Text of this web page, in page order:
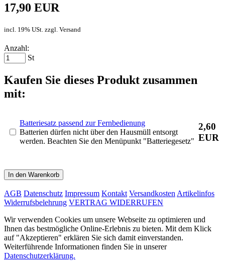
17,90 EUR
incl. 19% USt. zzgl. Versand
Anzahl:
St
Kaufen Sie dieses Produkt zusammen
mit:
Batteriesatz passend zur Fernbedienung
Batterien dürfen nicht über den Hausmüll entsorgt
werden. Beachten Sie den Menüpunkt "Batteriegesetz"
2,60
EUR
In den Warenkorb
AGB Datenschutz Impressum Kontakt Versandkosten Artikelinfos
Widerrufsbelehrung VERTRAG WIDERRUFEN
Wir verwenden Cookies um unsere Webseite zu optimieren und
Ihnen das bestmögliche Online-Erlebnis zu bieten. Mit dem Klick
auf "Akzeptieren" erklären Sie sich damit einverstanden.
Weiterführende Informationen finden Sie in unserer
Datenschutzerklärung.